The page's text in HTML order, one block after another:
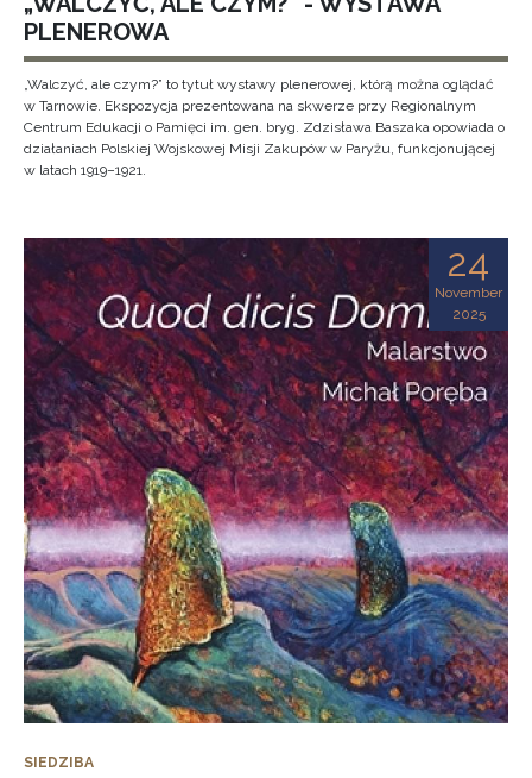
PLENEROWA
„Walczyć, ale czym?” to tytuł wystawy plenerowej, którą można oglądać
w Tarnowie. Ekspozycja prezentowana na skwerze przy Regionalnym
Centrum Edukacji o Pamięci im. gen. bryg. Zdzisława Baszaka opowiada o
działaniach Polskiej Wojskowej Misji Zakupów w Paryżu, funkcjonującej
w latach 1919–1921.
24
November
2025
SIEDZIBA